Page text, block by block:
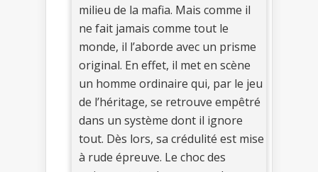
milieu de la mafia. Mais comme il
ne fait jamais comme tout le
monde, il l’aborde avec un prisme
original. En effet, il met en scène
un homme ordinaire qui, par le jeu
de l’héritage, se retrouve empêtré
dans un système dont il ignore
tout. Dès lors, sa crédulité est mise
à rude épreuve. Le choc des